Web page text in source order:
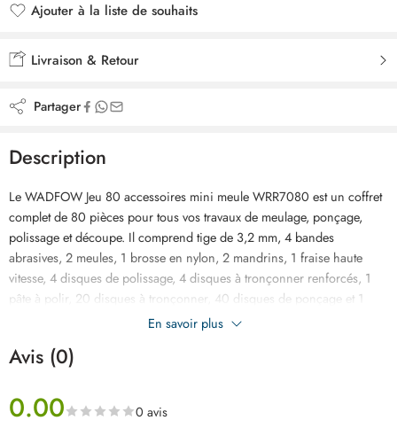
Ajouter à la liste de souhaits
Livraison & Retour
Partager
Description
Le WADFOW Jeu 80 accessoires mini meule WRR7080 est un coffret
complet de 80 pièces pour tous vos travaux de meulage, ponçage,
polissage et découpe. Il comprend tige de 3,2 mm, 4 bandes
abrasives, 2 meules, 1 brosse en nylon, 2 mandrins, 1 fraise haute
vitesse, 4 disques de polissage, 4 disques à tronçonner renforcés, 1
pâte à polir, 20 disques à tronçonner, 40 disques de ponçage et 1
tambour de ponçage avec mandrin. Livré dans une boîte plastique
En savoir plus
Avis (0)
0.00 0 avis